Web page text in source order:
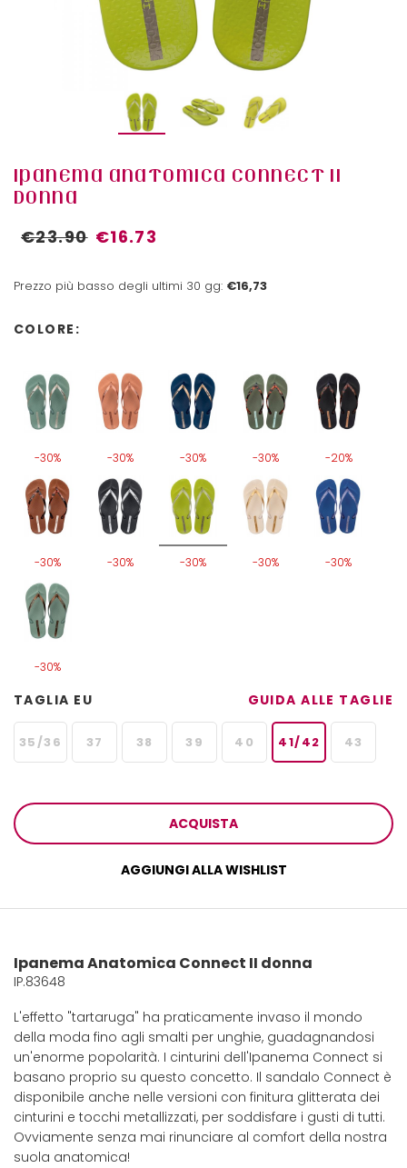
IPANEMA ANATOMICA CONNECT II
DONNA
€23.90 €16.73
Prezzo più basso degli ultimi 30 gg: €16,73
COLORE:
-30% -30% -30% -30% -20%
-30% -30% -30% -30% -30%
-30%
TAGLIA EU GUIDA ALLE TAGLIE
35/36 37 38 39 40 41/42 43
ACQUISTA
AGGIUNGI ALLA WISHLIST
Ipanema Anatomica Connect II donna
IP.83648
L'effetto "tartaruga" ha praticamente invaso il mondo
della moda fino agli smalti per unghie, guadagnandosi
un'enorme popolarità. I cinturini dell'Ipanema Connect si
basano proprio su questo concetto. Il sandalo Connect è
disponibile anche nelle versioni con finitura glitterata dei
cinturini e tocchi metallizzati, per soddisfare i gusti di tutti.
Ovviamente senza mai rinunciare al comfort della nostra
suola anatomica!